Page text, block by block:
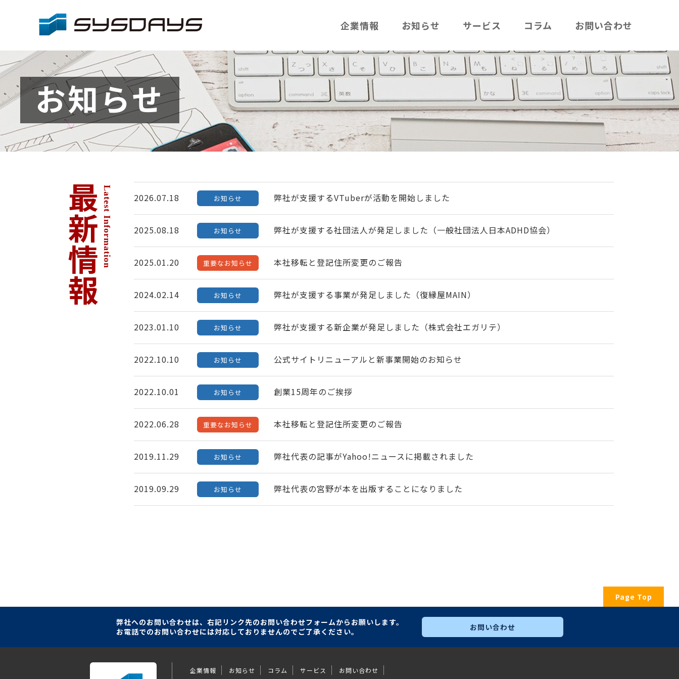
企業情報 お知らせ サービス コラム お問い合わせ
お知らせ
最新情報Latest Information 2026.07.18 お知らせ 弊社が支援するVTuberが活動を開始しました
2025.08.18 お知らせ 弊社が支援する社団法人が発足しました（一般社団法人日本ADHD協会）
2025.01.20 重要なお知らせ 本社移転と登記住所変更のご報告
2024.02.14 お知らせ 弊社が支援する事業が発足しました（復縁屋MAIN）
2023.01.10 お知らせ 弊社が支援する新企業が発足しました（株式会社エガリテ）
2022.10.10 お知らせ 公式サイトリニューアルと新事業開始のお知らせ
2022.10.01 お知らせ 創業15周年のご挨拶
2022.06.28 重要なお知らせ 本社移転と登記住所変更のご報告
2019.11.29 お知らせ 弊社代表の記事がYahoo!ニュースに掲載されました
2019.09.29 お知らせ 弊社代表の宮野が本を出版することになりました
Page Top
弊社へのお問い合わせは、右記リンク先のお問い合わせフォームからお願いします。
お電話でのお問い合わせには対応しておりませんのでご了承ください。 お問い合わせ
企業情報 お知らせ コラム サービス お問い合わせ